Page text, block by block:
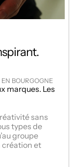
.
BOURGOGNE
marques. Les
sans
types de
groupe
création et